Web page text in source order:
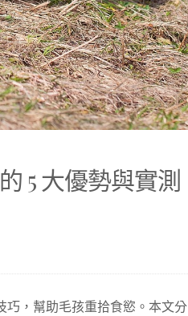
5 大優勢與實測
巧，幫助毛孩重拾食慾。本文分